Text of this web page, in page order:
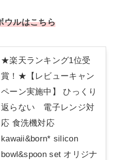
ルはこちら
★楽天ランキング1位受
賞！★【レビューキャン
ペーン実施中】 ひっくり
返らない 電子レンジ対
応 食洗機対応
kawaii&born* silicon
bowl&spoon set オリジナ